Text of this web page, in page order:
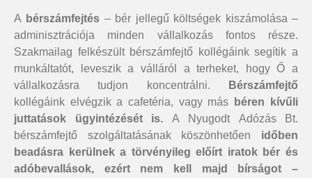
A bérszámfejtés – bér jellegű költségek kiszámolása –
adminisztrációja minden vállalkozás fontos része.
Szakmailag felkészült bérszámfejtő kollégáink segítik a
munkáltatót, leveszik a válláról a terheket, hogy Ő a
vállalkozásra tudjon koncentrálni.
Bérszámfejtő
kollégáink elvégzik a cafetéria, vagy más
béren kívűli
juttatások ügyintézését is. A Nyugodt Adózás Bt.
bérszámfejtő szolgáltatásának köszönhetően időben
beadásra kerülnek a törvényileg előírt iratok bér és
adóbevallások, ezért nem kell majd bírságot –